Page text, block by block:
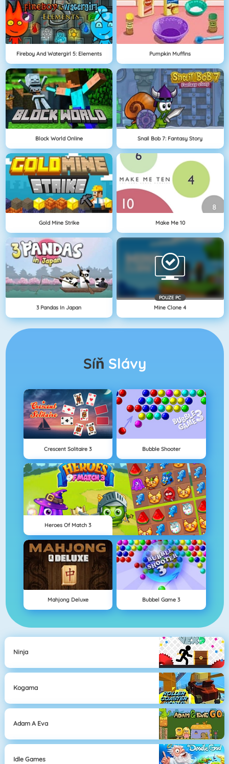
Fireboy And Watergirl 5: Elements Pumpkin Muffins
Block World Online Snail Bob 7: Fantasy Story
Gold Mine Strike Make Me 10
3 Pandas In Japan
POUZE PC
Mine Clone 4
Síň Slávy
Crescent Solitaire 3 Bubble Shooter
Heroes Of Match 3
Mahjong Deluxe Bubbel Game 3
Ninja
Kogama
Adam A Eva
Idle Games